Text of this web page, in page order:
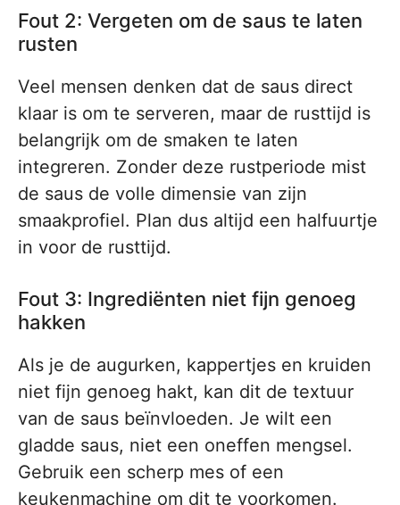
Fout 2: Vergeten om de saus te laten
rusten
Veel mensen denken dat de saus direct
klaar is om te serveren, maar de rusttijd is
belangrijk om de smaken te laten
integreren. Zonder deze rustperiode mist
de saus de volle dimensie van zijn
smaakprofiel. Plan dus altijd een halfuurtje
in voor de rusttijd.
Fout 3: Ingrediënten niet fijn genoeg
hakken
Als je de augurken, kappertjes en kruiden
niet fijn genoeg hakt, kan dit de textuur
van de saus beïnvloeden. Je wilt een
gladde saus, niet een oneffen mengsel.
Gebruik een scherp mes of een
keukenmachine om dit te voorkomen.